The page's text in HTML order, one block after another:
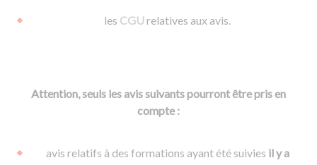
les CGUrelatives aux avis.
Attention, seuls les avis suivants pourront être pris en
compte :
avis relatifs à des formations ayant été suivies il y a